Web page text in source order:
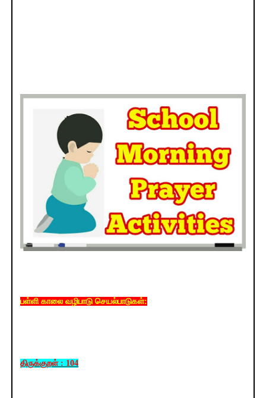
பள்ளி காலை வழிபாடு செயல்பாடுகள்:
திருக்குறள் : 104